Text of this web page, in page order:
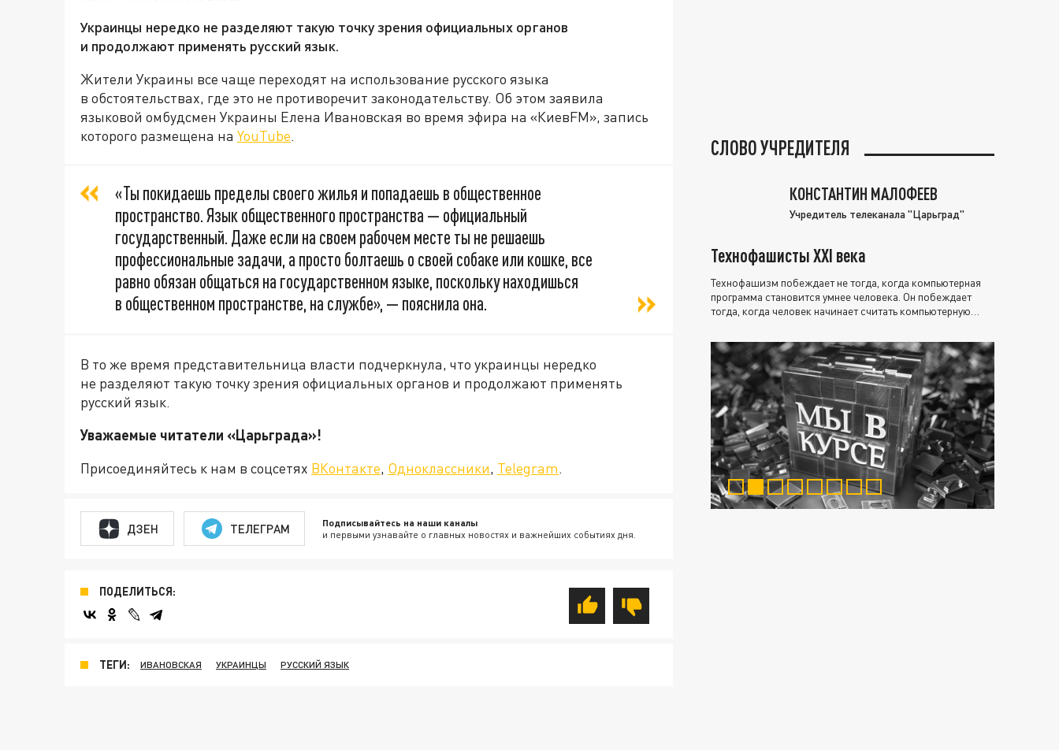
Украинцы нередко не разделяют такую точку зрения официальных органов
и продолжают применять русский язык.
Жители Украины все чаще переходят на использование русского языка
в обстоятельствах, где это не противоречит законодательству. Об этом заявила
языковой омбудсмен Украины Елена Ивановская во время эфира на «КиевFM», запись
которого размещена на YouTube.
«Ты покидаешь пределы своего жилья и попадаешь в общественное
пространство. Язык общественного пространства — официальный
государственный. Даже если на своем рабочем месте ты не решаешь
профессиональные задачи, а просто болтаешь о своей собаке или кошке, все
равно обязан общаться на государственном языке, поскольку находишься
в общественном пространстве, на службе», — пояснила она.
В то же время представительница власти подчеркнула, что украинцы нередко
не разделяют такую точку зрения официальных органов и продолжают применять
русский язык.
Уважаемые читатели «Царьграда»!
Присоединяйтесь к нам в соцсетях ВКонтакте, Одноклассники, Telegram.
ДЗЕН ТЕЛЕГРАМ Подписывайтесь на наши каналы
и первыми узнавайте о главных новостях и важнейших событиях дня.
ПОДЕЛИТЬСЯ:
ТЕГИ: ИВАНОВСКАЯ УКРАИНЦЫ РУССКИЙ ЯЗЫК
СЛОВО УЧРЕДИТЕЛЯ
КОНСТАНТИН МАЛОФЕЕВ
Учредитель телеканала "Царьград"
Технофашисты XXI века
Технофашизм побеждает не тогда, когда компьютерная
программа становится умнее человека. Он побеждает
тогда, когда человек начинает считать компьютерную